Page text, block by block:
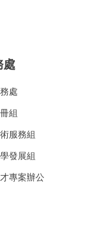
處
處
組
服務組
發展組
專案辦公